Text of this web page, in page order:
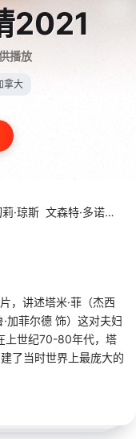
2021
播放
拿大
·琼斯 文森特·多诺费奥
讲述塔米·菲（杰西
加菲尔德 饰）这对夫妇
上世纪70-80年代，塔
了当时世界上最庞大的